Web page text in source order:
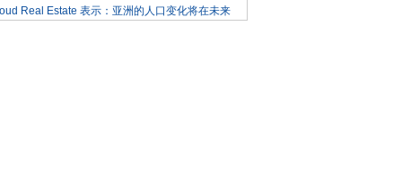
Real Estate 表示：亚洲的人口变化将在未来